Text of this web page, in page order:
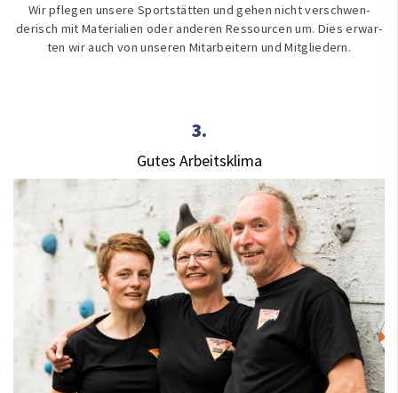
Wir pflegen unsere Sportstätten und gehen nicht verschwen­
derisch mit Mate­ria­lien oder anderen Res­sour­cen um. Dies er­war­
ten wir auch von unseren Mitarbeitern und Mitgliedern.
3.
Gutes Arbeitsklima